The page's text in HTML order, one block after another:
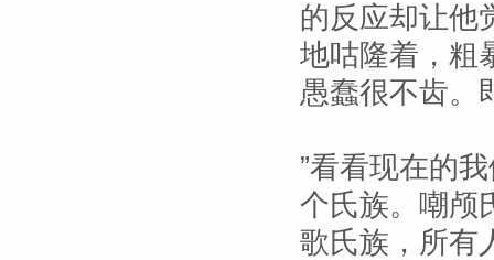
的反应却让他
地咕隆着，粗
愚蠢很不齿。
”看看现在的
个氏族。嘲颅
歌氏族，所有